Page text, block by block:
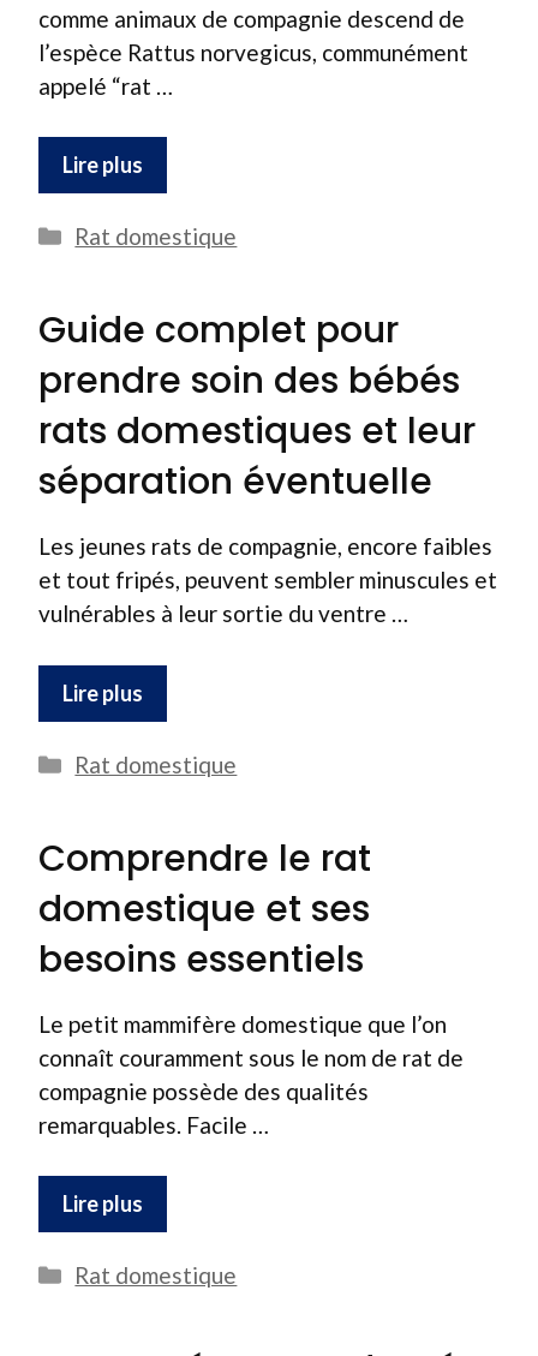
comme animaux de compagnie descend de
l’espèce Rattus norvegicus, communément
appelé “rat …
Lire plus
Catégories
Rat domestique
Guide complet pour
prendre soin des bébés
rats domestiques et leur
séparation éventuelle
Les jeunes rats de compagnie, encore faibles
et tout fripés, peuvent sembler minuscules et
vulnérables à leur sortie du ventre …
Lire plus
Catégories
Rat domestique
Comprendre le rat
domestique et ses
besoins essentiels
Le petit mammifère domestique que l’on
connaît couramment sous le nom de rat de
compagnie possède des qualités
remarquables. Facile …
Lire plus
Catégories
Rat domestique